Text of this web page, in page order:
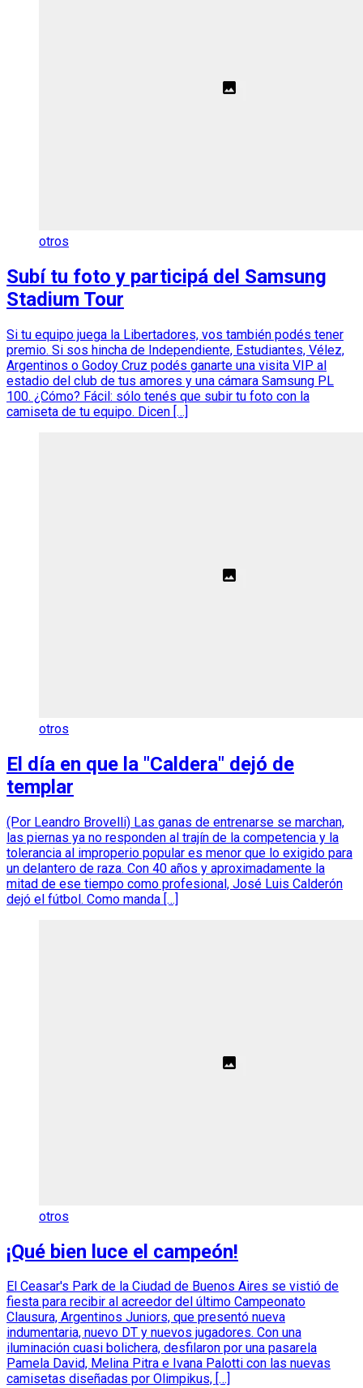
otros
Subí tu foto y participá del Samsung
Stadium Tour
Si tu equipo juega la Libertadores, vos también podés tener
premio. Si sos hincha de Independiente, Estudiantes, Vélez,
Argentinos o Godoy Cruz podés ganarte una visita VIP al
estadio del club de tus amores y una cámara Samsung PL
100. ¿Cómo? Fácil: sólo tenés que subir tu foto con la
camiseta de tu equipo. Dicen […]
otros
El día en que la "Caldera" dejó de
templar
(Por Leandro Brovelli) Las ganas de entrenarse se marchan,
las piernas ya no responden al trajín de la competencia y la
tolerancia al improperio popular es menor que lo exigido para
un delantero de raza. Con 40 años y aproximadamente la
mitad de ese tiempo como profesional, José Luis Calderón
dejó el fútbol. Como manda […]
otros
¡Qué bien luce el campeón!
El Ceasar's Park de la Ciudad de Buenos Aires se vistió de
fiesta para recibir al acreedor del último Campeonato
Clausura, Argentinos Juniors, que presentó nueva
indumentaria, nuevo DT y nuevos jugadores. Con una
iluminación cuasi bolichera, desfilaron por una pasarela
Pamela David, Melina Pitra e Ivana Palotti con las nuevas
camisetas diseñadas por Olimpikus, […]